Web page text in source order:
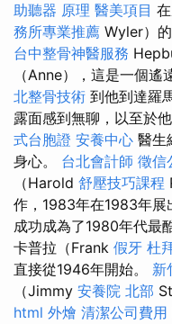
助聽器 原理 醫美項目
務所專業推薦 Wyler）
台中整骨神醫服務
（Anne），這是一個
北整骨技術 到他到達羅
露面感到無聊，以至於
式台胞證 安養中心 醫生
身心。 台北會計師 徵信
（Harold 舒壓技巧課程
作，1983年在1983年展
成功成為了1980年代最
卡普拉（Frank 假牙 杜
直接從1946年開始。 新
（Jimmy 安養院 北部
html 外燴 清潔公司費用